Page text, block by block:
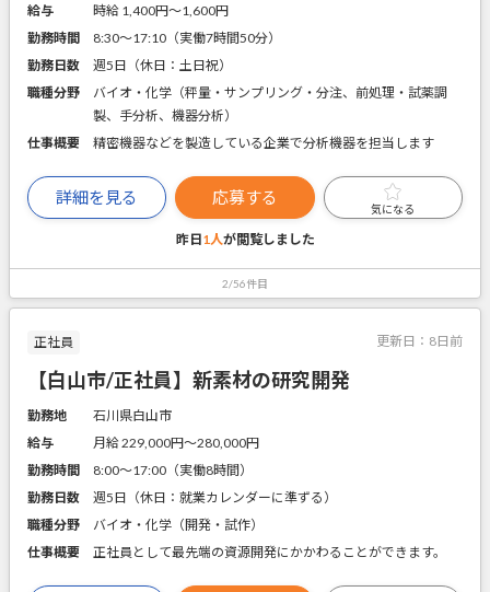
給与
時給 1,400円〜1,600円
勤務時間
8:30～17:10（実働7時間50分）
勤務日数
週5日（休日：土日祝）
職種分野
バイオ・化学（秤量・サンプリング・分注、前処理・試薬調
製、手分析、機器分析）
仕事概要
精密機器などを製造している企業で分析機器を担当します
詳細を見る 応募する
気になる
昨日1人が閲覧しました
2/56件目
正社員 更新日： 8日前
【白山市/正社員】新素材の研究開発
勤務地
石川県白山市
給与
月給 229,000円〜280,000円
勤務時間
8:00～17:00（実働8時間）
勤務日数
週5日（休日：就業カレンダーに準ずる）
職種分野
バイオ・化学（開発・試作）
仕事概要
正社員として最先端の資源開発にかかわることができます。